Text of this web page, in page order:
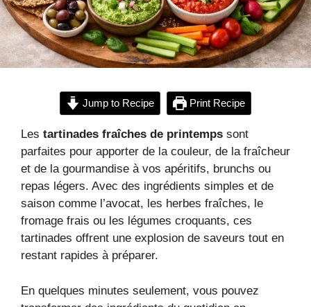
Jump to Recipe Print Recipe
Les tartinades fraîches de printemps sont
parfaites pour apporter de la couleur, de la fraîcheur
et de la gourmandise à vos apéritifs, brunchs ou
repas légers. Avec des ingrédients simples et de
saison comme l’avocat, les herbes fraîches, le
fromage frais ou les légumes croquants, ces
tartinades offrent une explosion de saveurs tout en
restant rapides à préparer.
En quelques minutes seulement, vous pouvez